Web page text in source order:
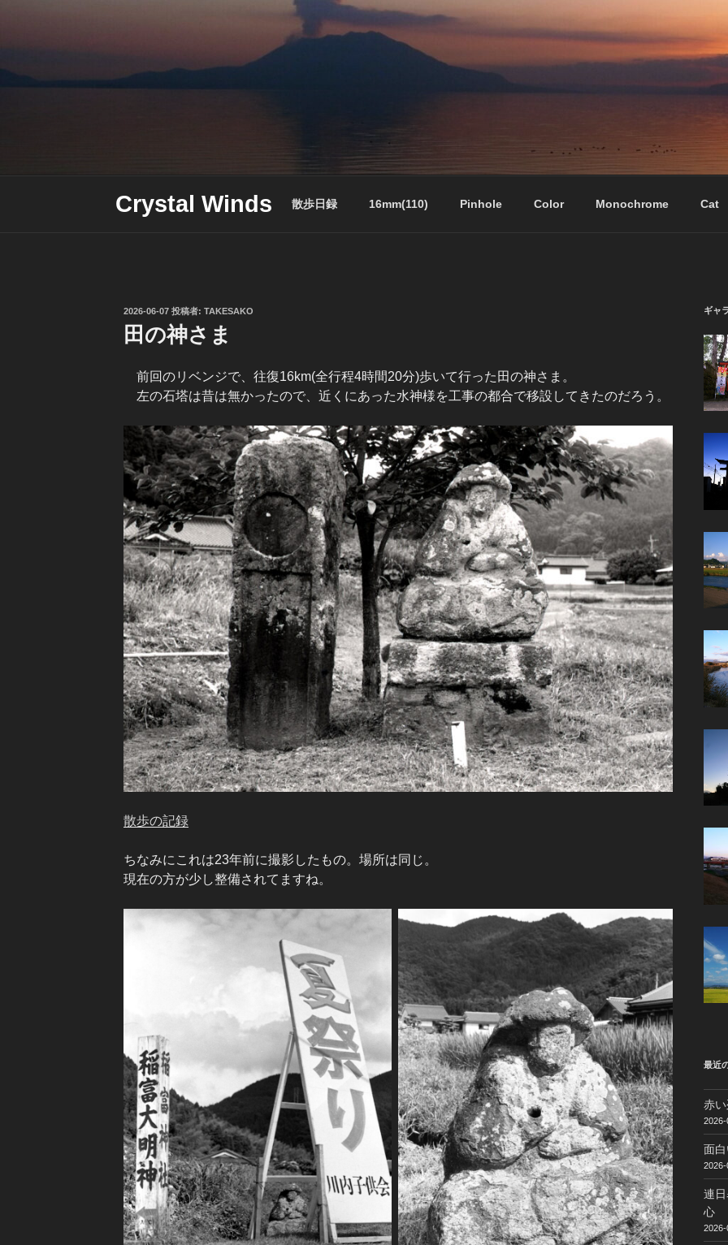
content
Crystal Winds 散歩日録 16mm(110) Pinhole Color Monochrome Cat
投
稿
日:
2026-06-07 投稿者: TAKESAKO
田の神さま
前回のリベンジで、往復16km(全行程4時間20分)歩いて行った田の神さま。
左の石塔は昔は無かったので、近くにあった水神様を工事の都合で移設してきたのだろう。
散歩の記録
ちなみにこれは23年前に撮影したもの。場所は同じ。
現在の方が少し整備されてますね。
ギャ
最近
赤
面
連
心